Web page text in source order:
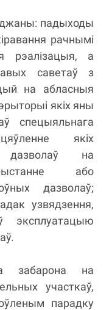
падыходы
рачнымі
рэалізацыя, а
саветаў з
на абласныя
якіх яны
спецыяльнага
якіх
дазволаў на
або
дазволаў;
узвядзення,
эксплуатацыю
забарона на
участкаў,
парадку